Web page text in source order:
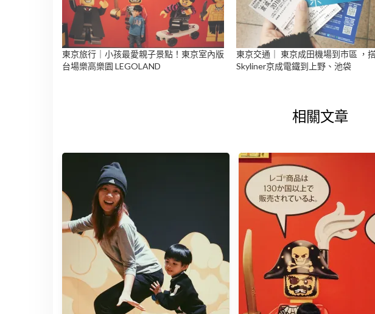
東京旅行｜小孩最愛親子景點！東京室內版
台場樂高樂園 LEGOLAND
東京交通｜ 東京成田機場到市區 ，
Skyliner京成電鐵到上野、池袋
相關文章